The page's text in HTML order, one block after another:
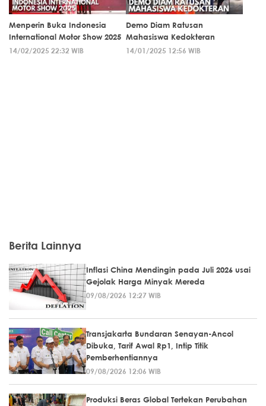
Menperin Buka Indonesia
International Motor Show 2025
14/02/2025 22:32 WIB
Demo Diam Ratusan
Mahasiswa Kedokteran
14/01/2025 12:56 WIB
Berita Lainnya
Inflasi China Mendingin pada Juli 2026 usai
Gejolak Harga Minyak Mereda
09/08/2026 12:27 WIB
Transjakarta Bundaran Senayan-Ancol
Dibuka, Tarif Awal Rp1, Intip Titik
Pemberhentiannya
09/08/2026 12:06 WIB
Produksi Beras Global Tertekan Perubahan